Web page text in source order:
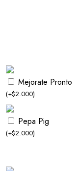
Mejorate Pronto
(+$2.000)
Pepa Pig
(+$2.000)